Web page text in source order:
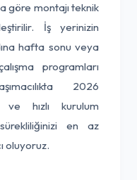
göre montajı teknik
İş yerinizin
hafta sonu veya
programları
2026
hızlı kurulum
en az
oluyoruz.